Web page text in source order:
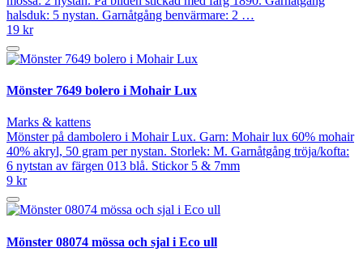
halsduk: 5 nystan. Garnåtgång benvärmare: 2 …
19 kr
Mönster 7649 bolero i Mohair Lux
Marks & kattens
Mönster på dambolero i Mohair Lux. Garn: Mohair lux 60% mohair
40% akryl, 50 gram per nystan. Storlek: M. Garnåtgång tröja/kofta:
6 nytstan av färgen 013 blå. Stickor 5 & 7mm
9 kr
Mönster 08074 mössa och sjal i Eco ull